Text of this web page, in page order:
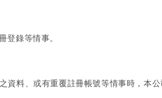
登錄等情事。
料、或有重覆註冊帳號等情事時，本